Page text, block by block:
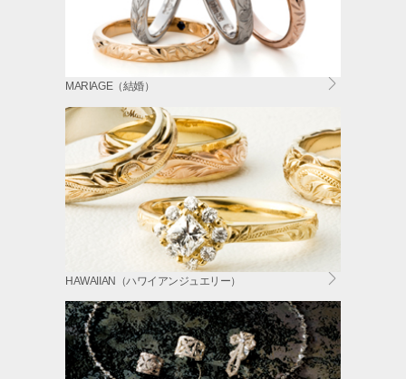
MARIAGE（結婚）
HAWAIIAN（ハワイアンジュエリー）